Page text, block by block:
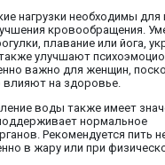
нагрузки необходимы для
кровообращения.
плавание или йога,
улучшают
важно для женщин,
влияют на здоровье.
воды также имеет
нормальное
Рекомендуется пить
в жару или при